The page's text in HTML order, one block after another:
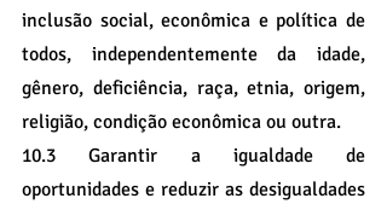
inclusão social, econômica e política de
todos, independentemente da idade,
gênero, deficiência, raça, etnia, origem,
religião, condição econômica ou outra.
10.3 Garantir a igualdade de
oportunidades e reduzir as desigualdades